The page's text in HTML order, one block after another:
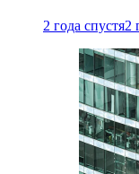
2 года спустя2